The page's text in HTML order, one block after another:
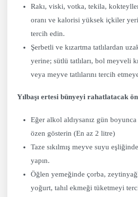
Rakı, viski, votka, tekila,
oranı ve kalorisi yüksek içkiler
tercih edin.
Şerbetli ve kızartma tatlılardan
yerine; sütlü tatlıları, bol meyveli
veya meyve tatlılarını tercih
Yılbaşı ertesi bünyeyi rahatlatacak
Eğer alkol aldıysanız gün
özen gösterin (En az 2 litre)
Taze sıkılmış meyve suyu
yapın.
Öğlen yemeğinde çorba,
yoğurt, tahıl ekmeği tüketmeyi